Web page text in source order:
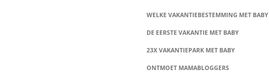
WELKE VAKANTIEBESTEMMING MET BABY
DE EERSTE VAKANTIE MET BABY
23X VAKANTIEPARK MET BABY
ONTMOET MAMABLOGGERS